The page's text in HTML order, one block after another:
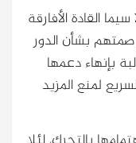
القادة الأفارقة
بشأن الدور
بإنهاء دعمها
لمنع المزيد